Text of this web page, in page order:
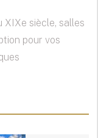
XIXe siècle, salles
pour vos